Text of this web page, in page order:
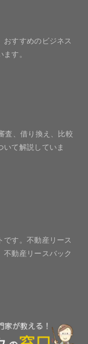
おすすめのビジネス
す。
査、借り換え、比較
いて解説していま
です。不動産リース
不動産リースバック